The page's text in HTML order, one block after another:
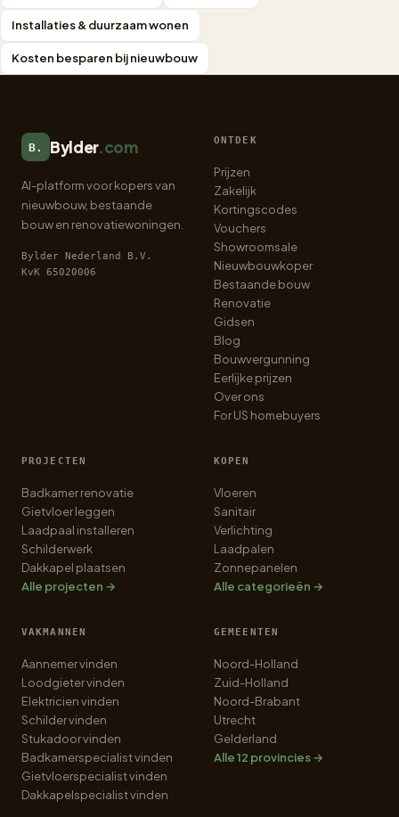
Installaties & duurzaam wonen
Kosten besparen bij nieuwbouw
B. Bylder.com
AI-platform voor kopers van
nieuwbouw, bestaande
bouw en renovatiewoningen.
Bylder Nederland B.V.
KvK 65020006
ONTDEK
Prijzen
Zakelijk
Kortingscodes
Vouchers
Showroomsale
Nieuwbouwkoper
Bestaande bouw
Renovatie
Gidsen
Blog
Bouwvergunning
Eerlijke prijzen
Over ons
For US homebuyers
PROJECTEN
Badkamer renovatie
Gietvloer leggen
Laadpaal installeren
Schilderwerk
Dakkapel plaatsen
Alle projecten →
KOPEN
Vloeren
Sanitair
Verlichting
Laadpalen
Zonnepanelen
Alle categorieën →
VAKMANNEN
Aannemer vinden
Loodgieter vinden
Elektricien vinden
Schilder vinden
Stukadoor vinden
Badkamerspecialist vinden
Gietvloerspecialist vinden
Dakkapelspecialist vinden
GEMEENTEN
Noord-Holland
Zuid-Holland
Noord-Brabant
Utrecht
Gelderland
Alle 12 provincies →